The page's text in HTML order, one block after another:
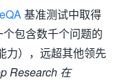
基准测试中取得
包含数千个问题的
力），远超其他领先
Research 在